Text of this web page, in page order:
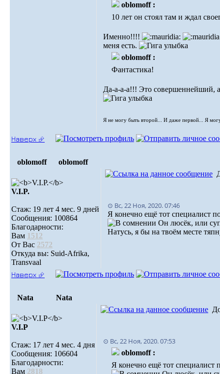
oblomoff :
10 лет он стоял там и ждал
Именно!!!!
меня есть.
oblomoff :
Фантастика!
Да-а-а-а!!! Это
Я не могу быть второй... И даже первой... Я
Наверх ⮵
oblomoff oblomoff
V.I.P.
Стаж: 19 лет 4 мес. 9 дней
Сообщения: 100864
Благодарности:
Вам 1512
От Вас 2572
Откуда вы: Suid-Afrika,
Transvaal
⊙ Вс, 22 Ноя, 2020. 07:46
Я конечно ещё тот специалист
Он люсёк, или
Натусь, я бы на твоём месте
Наверх ⮵
Nata Nata
V.I.Р
Стаж: 17 лет 4 мес. 4 дня
Сообщения: 106604
Благодарности:
Вам 2818
⊙ Вс, 22 Ноя, 2020. 07:53
oblomoff :
Я конечно ещё тот специалист